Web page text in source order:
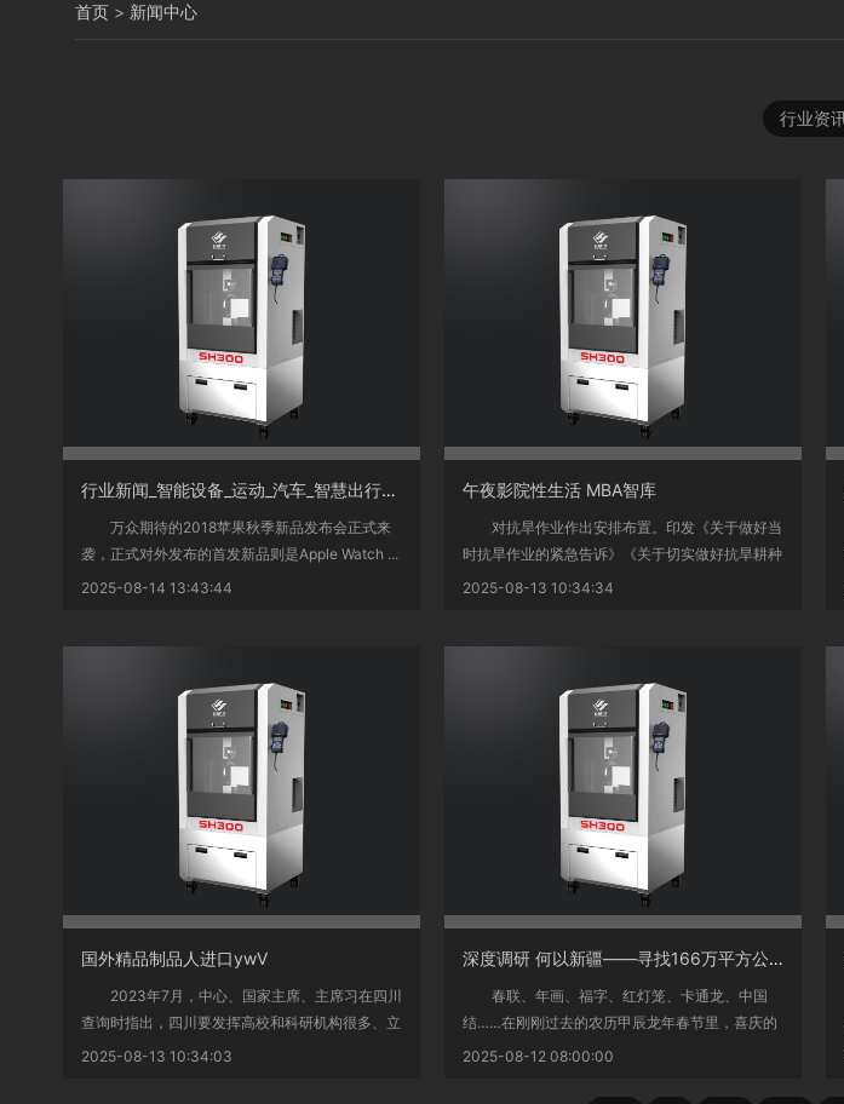
首页 > 新闻中心
行业资
行业新闻_智能设备_运动_汽车_智慧出行频道_天极网
万众期待的2018苹果秋季新品发布会正式来
袭，正式对外发布的首发新品则是Apple Watch ...
2025-08-14 13:43:44
午夜影院性生活 MBA智库
对抗旱作业作出安排布置。印发《关于做好当
时抗旱作业的紧急告诉》《关于切实做好抗旱耕种
保苗作业的紧...
2025-08-13 10:34:34
国外精品制品人进口ywV
2023年7月，中心、国家主席、主席习在四川
查询时指出，四川要发挥高校和科研机构很多、立
异人才集...
2025-08-13 10:34:03
深度调研 何以新疆——寻找166万平方公里国土的中华文化根脉
春联、年画、福字、红灯笼、卡通龙、中国
结……在刚刚过去的农历甲辰龙年春节里，喜庆的
红色“点燃”了...
2025-08-12 08:00:00